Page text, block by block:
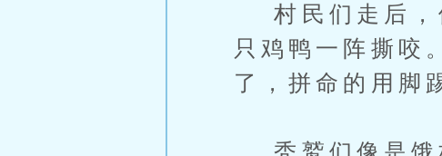
村民们走后，
只鸡鸭一阵撕咬
了，拼命的用脚